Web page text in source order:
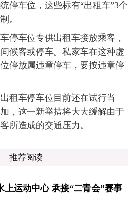
读 最太原 网罗民生
报 热评 社区
停车位，这些标有“出租车”3个
。
车位专供出租车接放乘客，
候客或停车。私家车在这种虚
停放属违章停车，要按违章停
车停车位目前还在试行当
，这一新举措将大大缓解由于
所造成的交通压力。
推荐阅读
上运动中心 承接“二青会”赛事